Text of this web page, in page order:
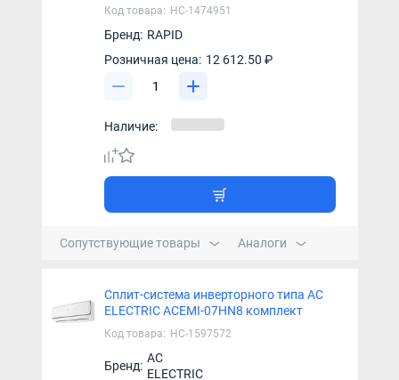
Код товара: НС-1474951
Бренд: RAPID
Розничная цена: 12 612.50 ₽
Наличие:
Сопутствующие товары Аналоги
Сплит-система инверторного типа AC
ELECTRIC ACEMI-07HN8 комплект
Код товара: НС-1597572
Бренд:
AC
ELECTRIC